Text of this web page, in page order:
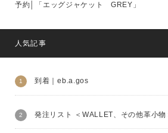
予約│「エッグジャケット GREY」
人気記事
到着｜eb.a.gos
発注リスト ＜WALLET、その他革小